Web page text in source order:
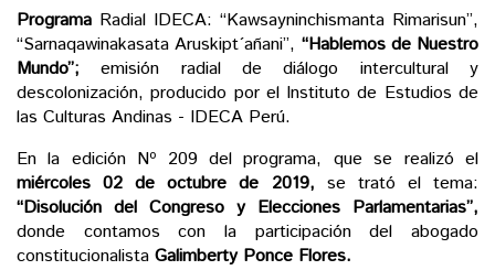
Programa Radial IDECA: “Kawsayninchismanta Rimarisun”,
“Sarnaqawinakasata Aruskipt´añani”, “Hablemos de Nuestro
Mundo”; emisión radial de diálogo intercultural y
descolonización, producido por el Instituto de Estudios de
las Culturas Andinas - IDECA Perú.
En la edición Nº 209 del programa, que se realizó el
miércoles 02 de octubre de 2019, se trató el tema:
“Disolución del Congreso y Elecciones Parlamentarias”,
donde contamos con la participación del abogado
constitucionalista Galimberty Ponce Flores.